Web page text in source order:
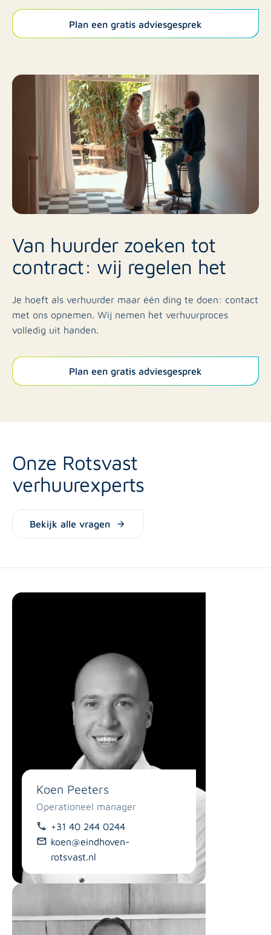
Plan een gratis adviesgesprek
Van huurder zoeken tot
contract: wij regelen het
Je hoeft als verhuurder maar één ding te doen: contact
met ons opnemen. Wij nemen het verhuurproces
volledig uit handen.
Plan een gratis adviesgesprek
Onze Rotsvast
verhuurexperts
Bekijk alle vragen
Koen Peeters
Operationeel manager
+31 40 244 0244
koen@eindhoven-
rotsvast.nl